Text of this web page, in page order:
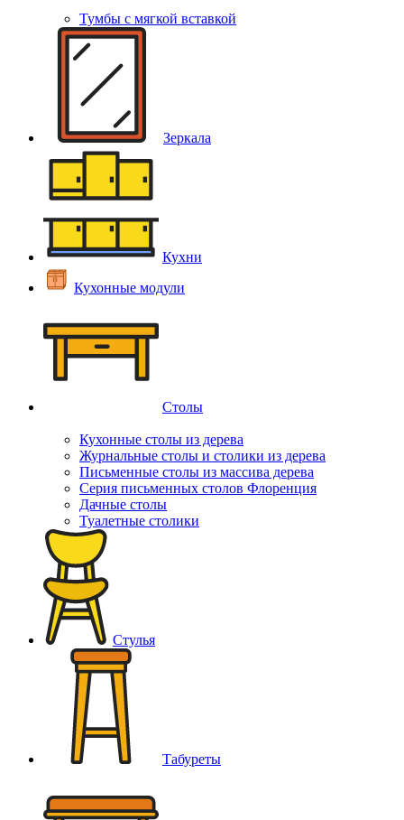
Тумбы с мягкой вставкой
Зеркала
Кухни
Кухонные модули
Столы
Кухонные столы из дерева
Журнальные столы и столики из дерева
Письменные столы из массива дерева
Серия письменных столов Флоренция
Дачные столы
Туалетные столики
Стулья
Табуреты